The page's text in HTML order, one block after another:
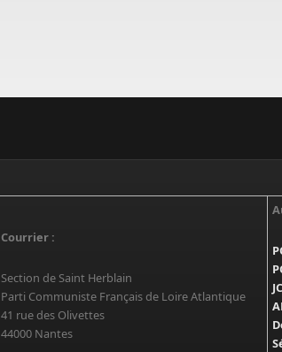
Courrier :
Section de Saint Herblain
Parti Communiste Français de Loire Atlantique
41 rue des Olivettes
44000 Nantes